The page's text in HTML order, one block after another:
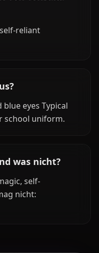
reliant
eyes Typical
school uniform.
was nicht?
self-
nicht: